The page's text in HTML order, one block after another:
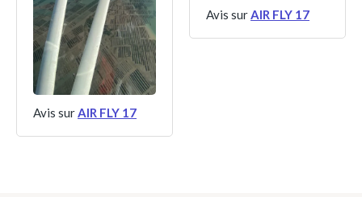
Avis surAIR FLY 17
Avis surAIR FLY 17